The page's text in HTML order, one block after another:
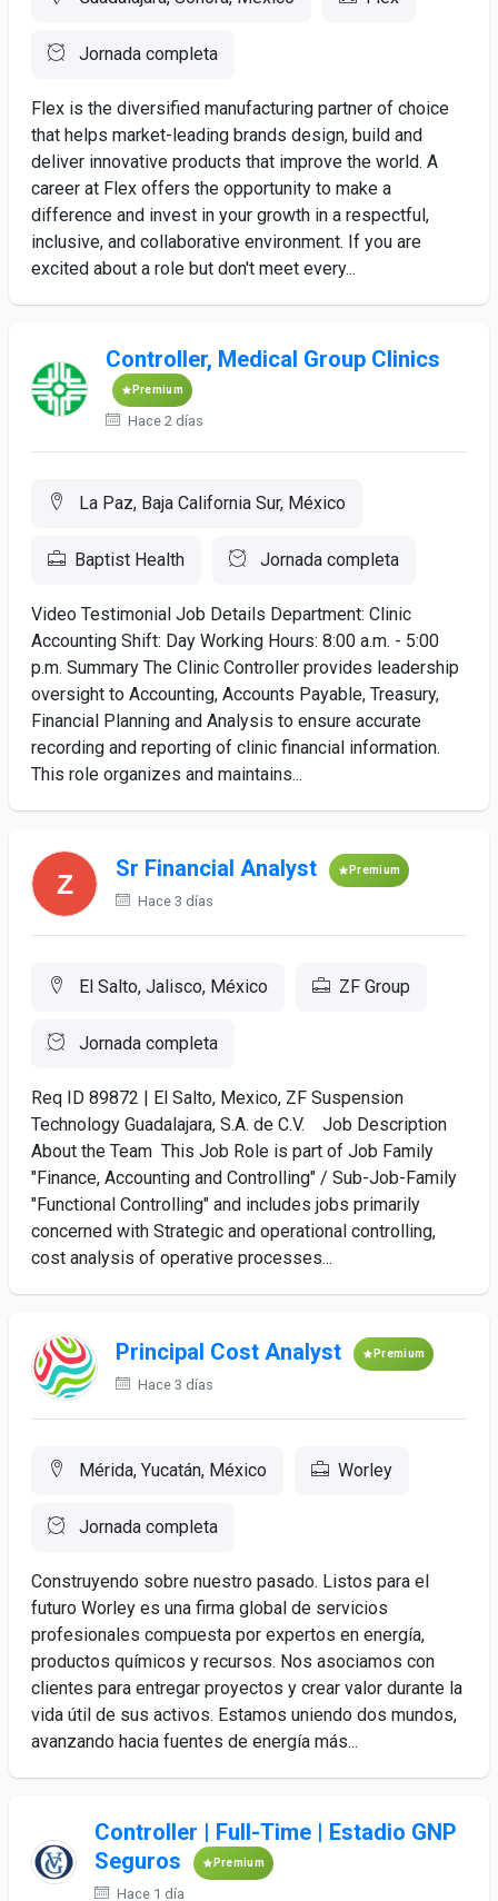
Jornada completa
Flex is the diversified manufacturing partner of choice
that helps market-leading brands design, build and
deliver innovative products that improve the world. A
career at Flex offers the opportunity to make a
difference and invest in your growth in a respectful,
inclusive, and collaborative environment. If you are
excited about a role but don't meet every...
Controller, Medical Group Clinics
Premium
Hace 2 días
La Paz, Baja California Sur, México
Baptist Health Jornada completa
Video Testimonial Job Details Department: Clinic
Accounting Shift: Day Working Hours: 8:00 a.m. - 5:00
p.m. Summary The Clinic Controller provides leadership
oversight to Accounting, Accounts Payable, Treasury,
Financial Planning and Analysis to ensure accurate
recording and reporting of clinic financial information.
This role organizes and maintains...
Sr Financial Analyst Premium
Hace 3 días
El Salto, Jalisco, México ZF Group
Jornada completa
Req ID 89872 | El Salto, Mexico, ZF Suspension
Technology Guadalajara, S.A. de C.V. Job Description
About the Team This Job Role is part of Job Family
"Finance, Accounting and Controlling" / Sub-Job-Family
"Functional Controlling" and includes jobs primarily
concerned with Strategic and operational controlling,
cost analysis of operative processes...
Principal Cost Analyst Premium
Hace 3 días
Mérida, Yucatán, México Worley
Jornada completa
Construyendo sobre nuestro pasado. Listos para el
futuro Worley es una firma global de servicios
profesionales compuesta por expertos en energía,
productos químicos y recursos. Nos asociamos con
clientes para entregar proyectos y crear valor durante la
vida útil de sus activos. Estamos uniendo dos mundos,
avanzando hacia fuentes de energía más...
Controller | Full-Time | Estadio GNP
Seguros
Premium
Hace 1 día